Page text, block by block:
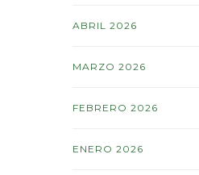
ABRIL 2026
MARZO 2026
FEBRERO 2026
ENERO 2026